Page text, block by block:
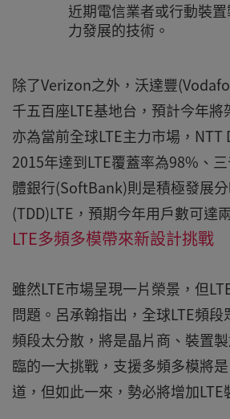
近期電信業者或行動裝
力發展的技術。
除了Verizon之外，沃達豐
千五百座LTE基地台，預計今年
亦為當前全球LTE主力市場，NTT
2015年達到LTE覆蓋率為98%、
體銀行(SoftBank)則是積極發展
(TDD)LTE，預期今年用戶數可達
LTE多頻多模帶來新設計挑戰
雖然LTE市場呈現一片榮景，但
問題。呂承翰指出，全球LTE頻
頻段太分散，將是晶片商、裝置
臨的一大挑戰，支援多頻多模將
道，但如此一來，勢必將增加LTE